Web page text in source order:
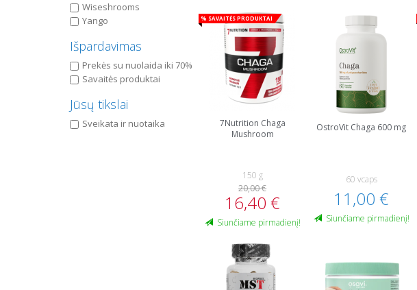
Wiseshrooms
Yango
Išpardavimas
Prekės su nuolaida iki 70%
Savaitės produktai
Jūsų tikslai
Sveikata ir nuotaika
% Savaitės produktai
7Nutrition Chaga
Mushroom
150 g
20,00 €
16,40 €
Siunčiame pirmadienį!
OstroVit Chaga 600 mg
60 vcaps
11,00 €
Siunčiame pirmadienį!